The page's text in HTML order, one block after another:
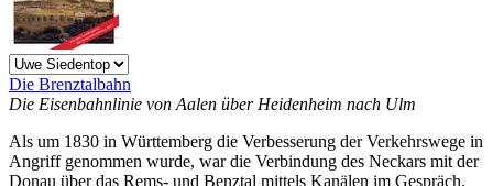
Die Brenztalbahn
Die Eisenbahnlinie von Aalen über Heidenheim nach Ulm
Als um 1830 in Württemberg die Verbesserung der Verkehrswege in
Angriff genommen wurde, war die Verbindung des Neckars mit der
Donau über das Rems- und Benztal mittels Kanälen im Gespräch.